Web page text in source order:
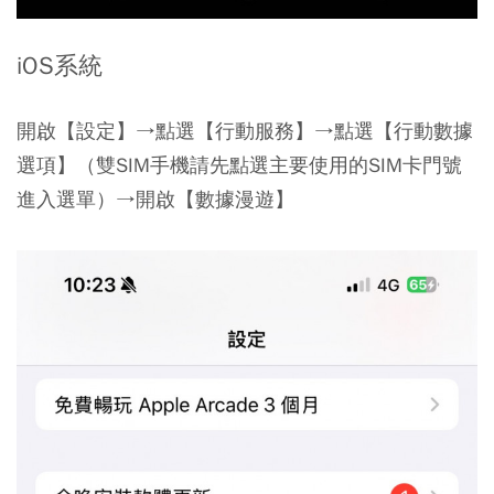
iOS系統
開啟【設定】→點選【行動服務】→點選【行動數據
選項】（雙SIM手機請先點選主要使用的SIM卡門號
進入選單）→開啟【數據漫遊】